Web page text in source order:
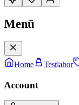
Menü
Home Testlabor
Account